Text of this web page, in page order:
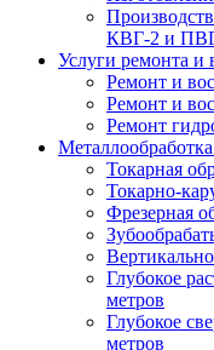
КВГ-2 и
Услуги ремонта и
Ремонт и
Ремонт и
Ремонт
Металлообработка
Токарная
Токарно-
Фрезерная
Глубокое
метров
Глубокое
метров